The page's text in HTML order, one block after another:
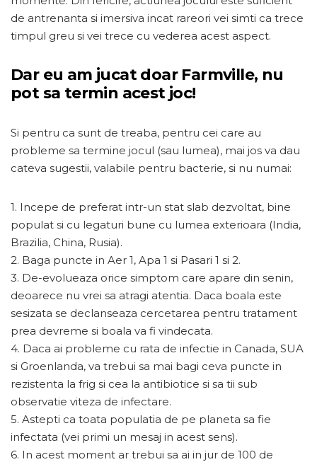
de antrenanta si imersiva incat rareori vei simti ca trece
timpul greu si vei trece cu vederea acest aspect.
Dar eu am jucat doar Farmville, nu
pot sa termin acest joc!
Si pentru ca sunt de treaba, pentru cei care au
probleme sa termine jocul (sau lumea), mai jos va dau
cateva sugestii, valabile pentru bacterie, si nu numai:
1. Incepe de preferat intr-un stat slab dezvoltat, bine
populat si cu legaturi bune cu lumea exterioara (India,
Brazilia, China, Rusia).
2. Baga puncte in Aer 1, Apa 1 si Pasari 1 si 2.
3. De-evolueaza orice simptom care apare din senin,
deoarece nu vrei sa atragi atentia. Daca boala este
sesizata se declanseaza cercetarea pentru tratament
prea devreme si boala va fi vindecata.
4. Daca ai probleme cu rata de infectie in Canada, SUA
si Groenlanda, va trebui sa mai bagi ceva puncte in
rezistenta la frig si cea la antibiotice si sa tii sub
observatie viteza de infectare.
5. Astepti ca toata populatia de pe planeta sa fie
infectata (vei primi un mesaj in acest sens).
6. In acest moment ar trebui sa ai in jur de 100 de